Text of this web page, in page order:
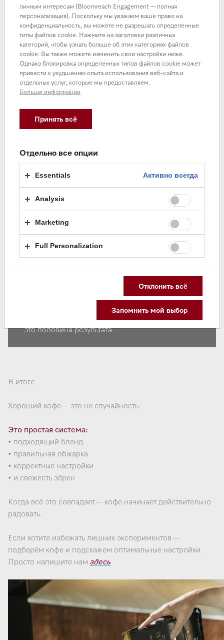
кофе
Это одна из самых недооценённых причин плохого
вкуса.
После открытия упаковки кофе начинает терять аромат
уже через несколько дней.
избегать света и влаги
спешите менять бленд.
Сначала проверьте три вещи:
свежесть зёрен
степень помола
настройки кофемашины
В большинстве случаев проблема именно в этом.
кофе, но не меняет его основу. Поэтому
правильный выбор зёрен и базовая настройка —
это половина результата.
В итоге
Хороший кофе — это не случайность.
Это простая система:
• подходящий бленд
• правильная обжарка
• корректные настройки
• и свежесть зёрен
Когда всё это совпадает — кофе начинает действительно
радовать.
Если хотите избежать лишних экспериментов —
подберём кофе и подскажем оптимальные настройки.
Просто напишите нам здесь
личным интересам (Bloomreach Engagement — полная
персонализация). Поскольку мы уважаем ваше право на
конфиденциальность, вы можете не разрешать определенные
типы файлов cookie. Нажмите на заголовки различных
категорий, чтобы узнать больше об этих категориях файлов
cookie. Вы также можете изменить свои настройки ниже.
Однако блокировка определенных типов файлов cookie может
привести к ухудшению опыта использования веб-сайта и
отдельных услуг, которые мы предоставляем.
Больше информации
Принять всё
Отдельно все опции
Essentials Активно всегда
Analysis
Marketing
Full Personalization
Отклонить всё
Запомнить мой выбор